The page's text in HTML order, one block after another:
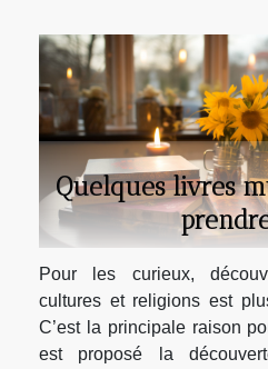
Quelques livres
Pour les curieux,
cultures et religions est
C’est la principale raison
est proposé la